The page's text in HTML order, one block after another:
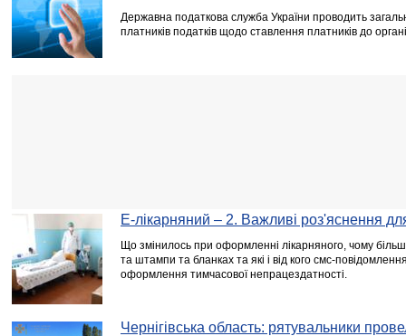
Державна податкова служба України проводить
платників податків щодо ставлення платників до
Е-лікарняний – 2. Важливі роз'яснення
Що змінилось при оформленні лікарняного, чому
та штампи та бланках та які і від кого смс-
оформлення тимчасової непрацездатності.
Чернігівська область: рятувальники